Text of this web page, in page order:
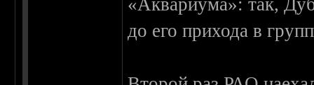
«Аквариума»: так,
до его прихода в